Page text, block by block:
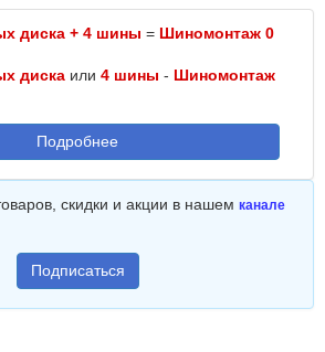
диска + 4 шины = Шиномонтаж 0
диска или 4 шины - Шиномонтаж
Подробнее
скидки и акции в нашем канале
Подписаться